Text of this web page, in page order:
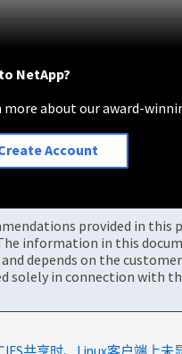
NetApp?
more about our award-
Account
provided in this
information in this
depends on the
solely in connection with